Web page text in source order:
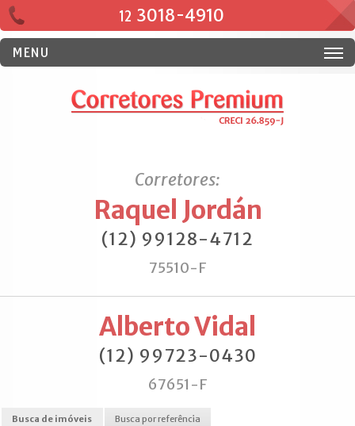
12 3018-4910
MENU
Corretores:
Raquel Jordán
(12) 99128-4712
75510-F
Alberto Vidal
(12) 99723-0430
67651-F
Busca de imóveis Busca por referência